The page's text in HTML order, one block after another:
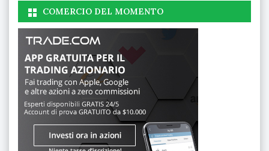
COMERCIO DEL MOMENTO